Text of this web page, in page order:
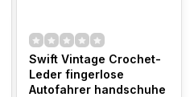
Swift Vintage Crochet-
Leder fingerlose
Autofahrer handschuhe